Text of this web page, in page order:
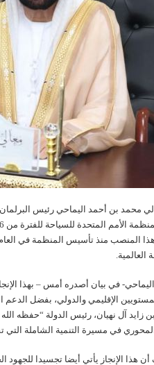
محمد بن أحمد اليماحي رئيس
العالمية.
في بيان أصدره أمس – بهذا
الإقليمي والدولي، بفضل الدعم
زايد آل نهيان، رئيس الدولة “حفظه الله ”
في مسيرة التنمية الشاملة التي
هذا الإنجاز يأتي أيضا تجسيدا للجهود